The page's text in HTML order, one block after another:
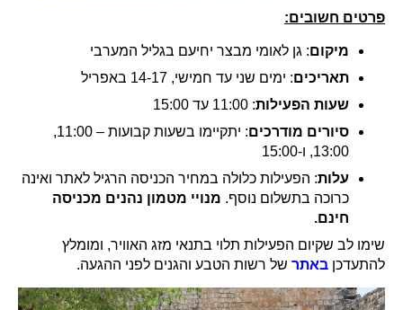
פרטים חשובים:
מיקום: גן לאומי מבצר יחיעם בגליל המערבי
תאריכים: ימים שני עד חמישי, 14-17 באפריל
שעות הפעילות: 11:00 עד 15:00
סיורים מודרכים
: יתקיימו בשעות קבועות – 11:00,
13:00, ו-15:00
עלות: הפעילות כלולה במחיר הכניסה הרגיל לאתר ואינה
כרוכה בתשלום נוסף. מנויי מטמון נהנים מכניסה
חינם.
שימו לב שקיום הפעילות תלוי בתנאי מזג האוויר, ומומלץ
להתעדכן באתר של רשות הטבע והגנים לפני ההגעה.